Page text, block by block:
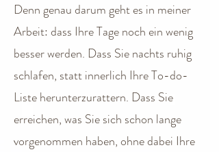
Denn genau darum geht es in meiner
Arbeit: dass Ihre Tage noch ein wenig
besser werden. Dass Sie nachts ruhig
schlafen, statt innerlich Ihre To-do-
Liste herunterzurattern. Dass Sie
erreichen, was Sie sich schon lange
vorgenommen haben, ohne dabei Ihre